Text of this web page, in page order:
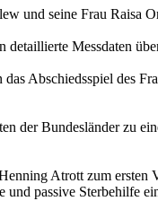
und seine Frau Raisa
Messdaten
Abschiedsspiel des
der Bundesländer zu
Atrott zum ersten
und passive Sterbehilfe